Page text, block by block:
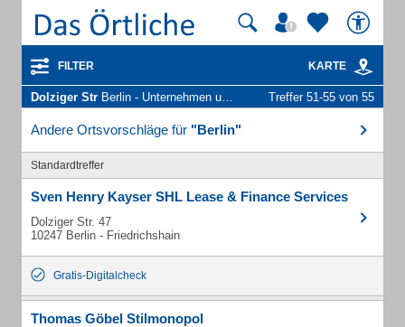
FILTER KARTE
Dolziger Str Berlin - Unternehmen und Personen Treffer 51-55 von 55
Andere Ortsvorschläge für "Berlin"
Standardtreffer
Sven Henry Kayser SHL Lease & Finance Services
Dolziger Str. 47
10247 Berlin - Friedrichshain
Gratis-Digitalcheck
Thomas Göbel Stilmonopol